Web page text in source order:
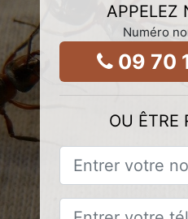
APPELEZ
Numéro
09 70
OU ÊTRE